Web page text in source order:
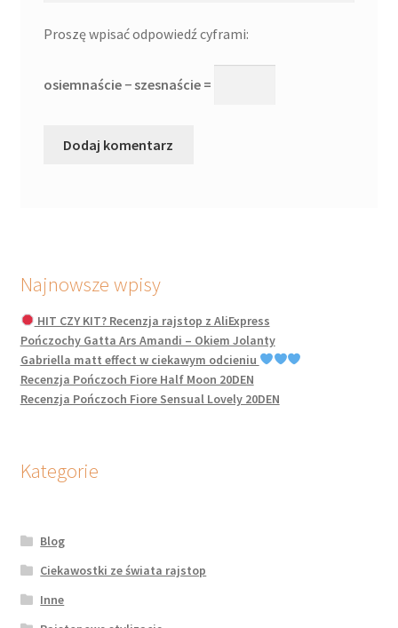
Proszę wpisać odpowiedź cyframi:
osiemnaście − szesnaście =
Najnowsze wpisy
HIT CZY KIT? Recenzja rajstop z AliExpress
Pończochy Gatta Ars Amandi – Okiem Jolanty
Gabriella matt effect w ciekawym odcieniu
Recenzja Pończoch Fiore Half Moon 20DEN
Recenzja Pończoch Fiore Sensual Lovely 20DEN
Kategorie
Blog
Ciekawostki ze świata rajstop
Inne